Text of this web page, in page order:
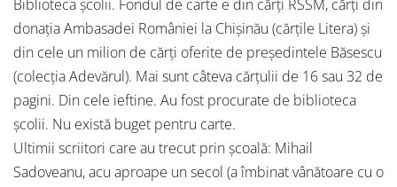
Biblioteca școlii. Fondul de carte e din cărți RSSM, cărți din
donația Ambasadei României la Chișinău (cărțile Litera) și
din cele un milion de cărți oferite de președintele Băsescu
(colecția Adevărul). Mai sunt câteva cărțulii de 16 sau 32 de
pagini. Din cele ieftine. Au fost procurate de biblioteca
școlii. Nu există buget pentru carte.
Ultimii scriitori care au trecut prin școală: Mihail
Sadoveanu, acu aproape un secol (a îmbinat vânătoare cu o